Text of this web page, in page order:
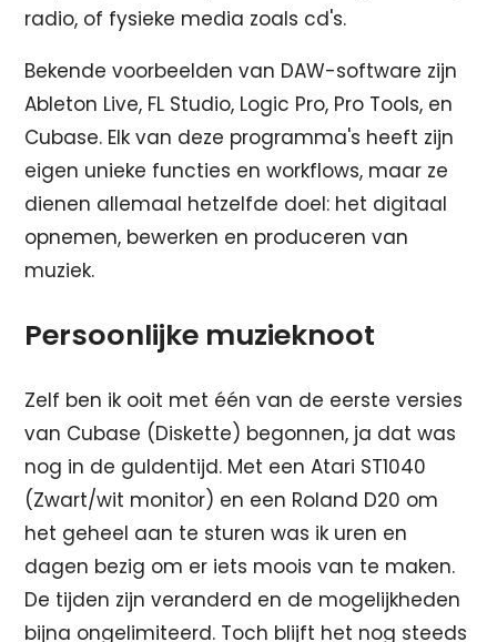
radio, of fysieke media zoals cd's.
Bekende voorbeelden van DAW-software zijn
Ableton Live, FL Studio, Logic Pro, Pro Tools, en
Cubase. Elk van deze programma's heeft zijn
eigen unieke functies en workflows, maar ze
dienen allemaal hetzelfde doel: het digitaal
opnemen, bewerken en produceren van
muziek.
Persoonlijke muzieknoot
Zelf ben ik ooit met één van de eerste versies
van Cubase (Diskette) begonnen, ja dat was
nog in de guldentijd. Met een Atari ST1040
(Zwart/wit monitor) en een Roland D20 om
het geheel aan te sturen was ik uren en
dagen bezig om er iets moois van te maken.
De tijden zijn veranderd en de mogelijkheden
bijna ongelimiteerd. Toch blijft het nog steeds